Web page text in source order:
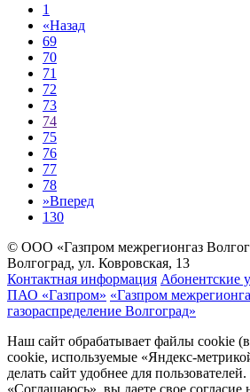
1
«Назад
69
70
71
72
73
74
75
76
77
78
»Вперед
130
© ООО «Газпром межрегионгаз
Волгоград, ул. Ковровская, 13
Контактная информация Абонентские
ПАО «Газпром» «Газпром
газораспределение Волгоград»
Наш сайт обрабатывает файлы cookie
cookie, используемые «Яндекс-
делать сайт удобнее для
«Соглашаюсь», вы даете свое согласие